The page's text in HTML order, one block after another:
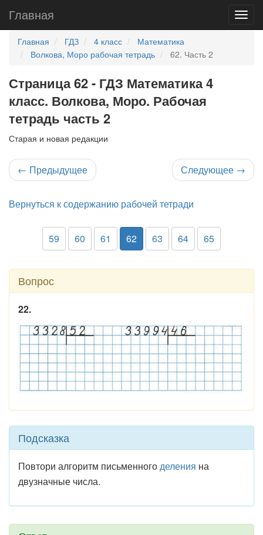
Главная
Главная ГДЗ 4 класс
Математика
Волкова, Моро рабочая тетрадь
62. Часть 2
Страница 62 - ГДЗ Математика 4
класс. Волкова, Моро. Рабочая
тетрадь часть 2
Старая и новая редакции
← Предыдущее Следующее →
Вернуться к содержанию рабочей тетради
59 60 61 62 63 64 65
Вопрос
22.
Подсказка
Повтори алгоритм письменногоделения на
двузначные числа.